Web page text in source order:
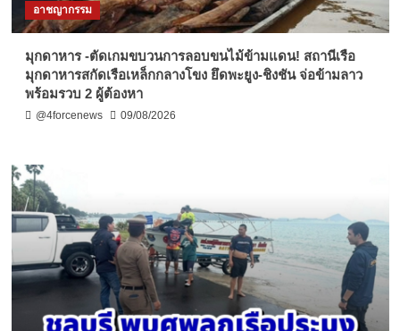
อาชญากรรม
มุกดาหาร -ตัดเกมขบวนการลอบขนไม้ข้ามแดน! สถานีเรือ
มุกดาหารสกัดเรือเหล็กกลางโขง ยึดพะยูง-ชิงชัน จ่อข้ามลาว
พร้อมรวบ 2 ผู้ต้องหา
@4forcenews 09/08/2026